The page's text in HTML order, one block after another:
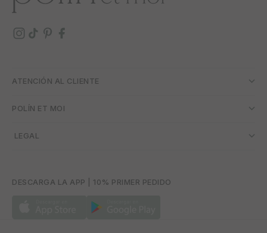
ATENCIÓN AL CLIENTE
POLÍN ET MOI
­ LEGAL
DESCARGA LA APP | 10% PRIMER PEDIDO